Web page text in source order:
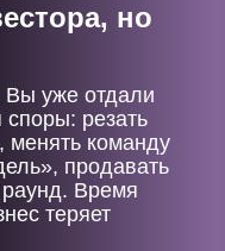
но
Вы уже отдали
резать
менять команду
продавать
Время
теряет